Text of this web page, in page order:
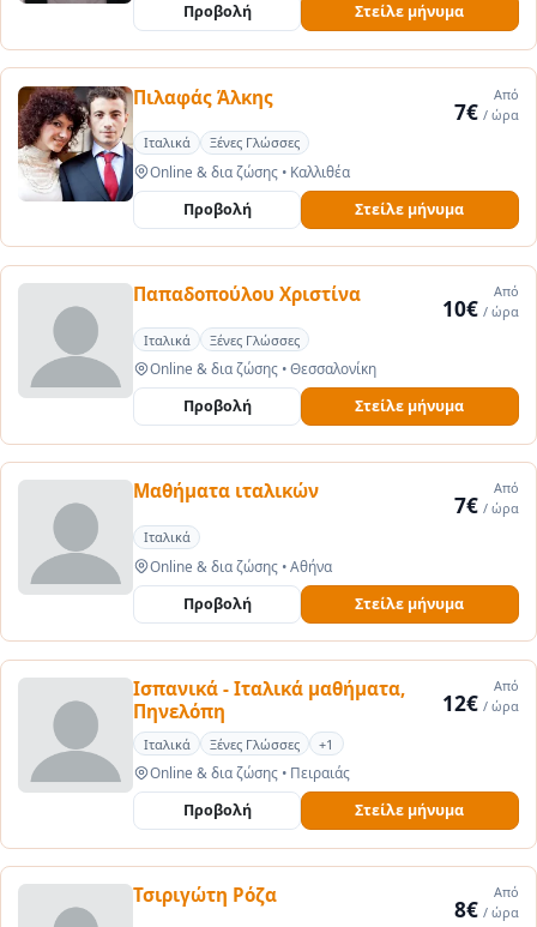
Προβολή Στείλε μήνυμα
Πιλαφάς Άλκης Από
7€ / ώρα
Ιταλικά
Ξένες Γλώσσες
Online & δια ζώσης •Καλλιθέα
Προβολή Στείλε μήνυμα
Παπαδοπούλου Χριστίνα Από
10€ / ώρα
Ιταλικά
Ξένες Γλώσσες
Online & δια ζώσης •Θεσσαλονίκη
Προβολή Στείλε μήνυμα
Μαθήματα ιταλικών Από
7€ / ώρα
Ιταλικά
Online & δια ζώσης •Αθήνα
Προβολή Στείλε μήνυμα
Ισπανικά - Ιταλικά μαθήματα,
Πηνελόπη
Από
12€ / ώρα
Ιταλικά Ξένες Γλώσσες +1
Online & δια ζώσης •Πειραιάς
Προβολή Στείλε μήνυμα
Τσιριγώτη Ρόζα Από
8€ / ώρα